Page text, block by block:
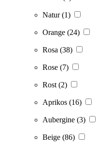
Natur(1)
Orange (24)
Rosa (38)
Rose (7)
Rost (2)
Aprikos (16)
Aubergine (3)
Beige (86)